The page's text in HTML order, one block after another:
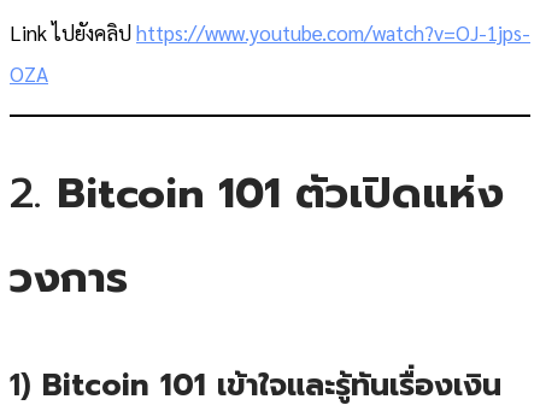
Link ไปยังคลิปhttps://www.youtube.com/watch?v=OJ-1jps-
OZA
2. Bitcoin 101 ตัวเปิดแห่ง
วงการ
1) Bitcoin 101 เข้าใจและรู้ทันเรื่องเงิน